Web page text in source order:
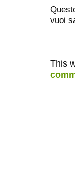
vuoi
This